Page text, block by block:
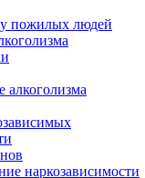
у пожилых людей
алкоголизма
наркозависимости